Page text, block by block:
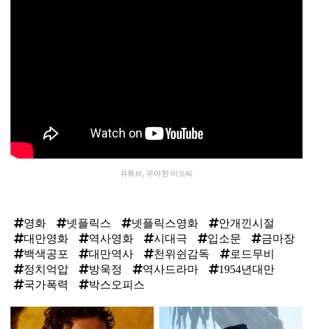
유튜브, 우아한 미도씨
영화 넷플릭스 넷플릭스영화
안개낀시절
대만영화
역사영화 시대극 입소문
금마장
백색공포
대만역사 천위쉰감독
로드무비
정치억압
방욱정 역사드라마
1954년대만
국가폭력
박스오피스
탑
라